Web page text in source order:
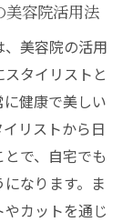
美容院活用法
美容院の活用
タイリストと
健康で美しい
リストから日
で、自宅でも
なります。ま
カットを通じ